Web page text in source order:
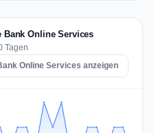
Bank Online Services
Tagen
Online Services anzeigen